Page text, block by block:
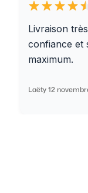
Livraison
confiance et
maximum.
Laëty 12